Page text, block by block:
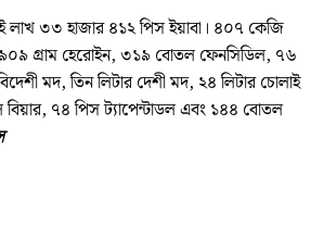
লাখ ৩৩ হাজার ৪১২ পিস ইয়াবা। ৪০৭ কেজি
গ্রাম হেরোইন, ৩১৯ বোতল ফেনসিডিল, ৭৬
মদ, তিন লিটার দেশী মদ, ২৪ লিটার চোলাই
৭৪ পিস ট্যাপেন্টাডল এবং ১৪৪ বোতল